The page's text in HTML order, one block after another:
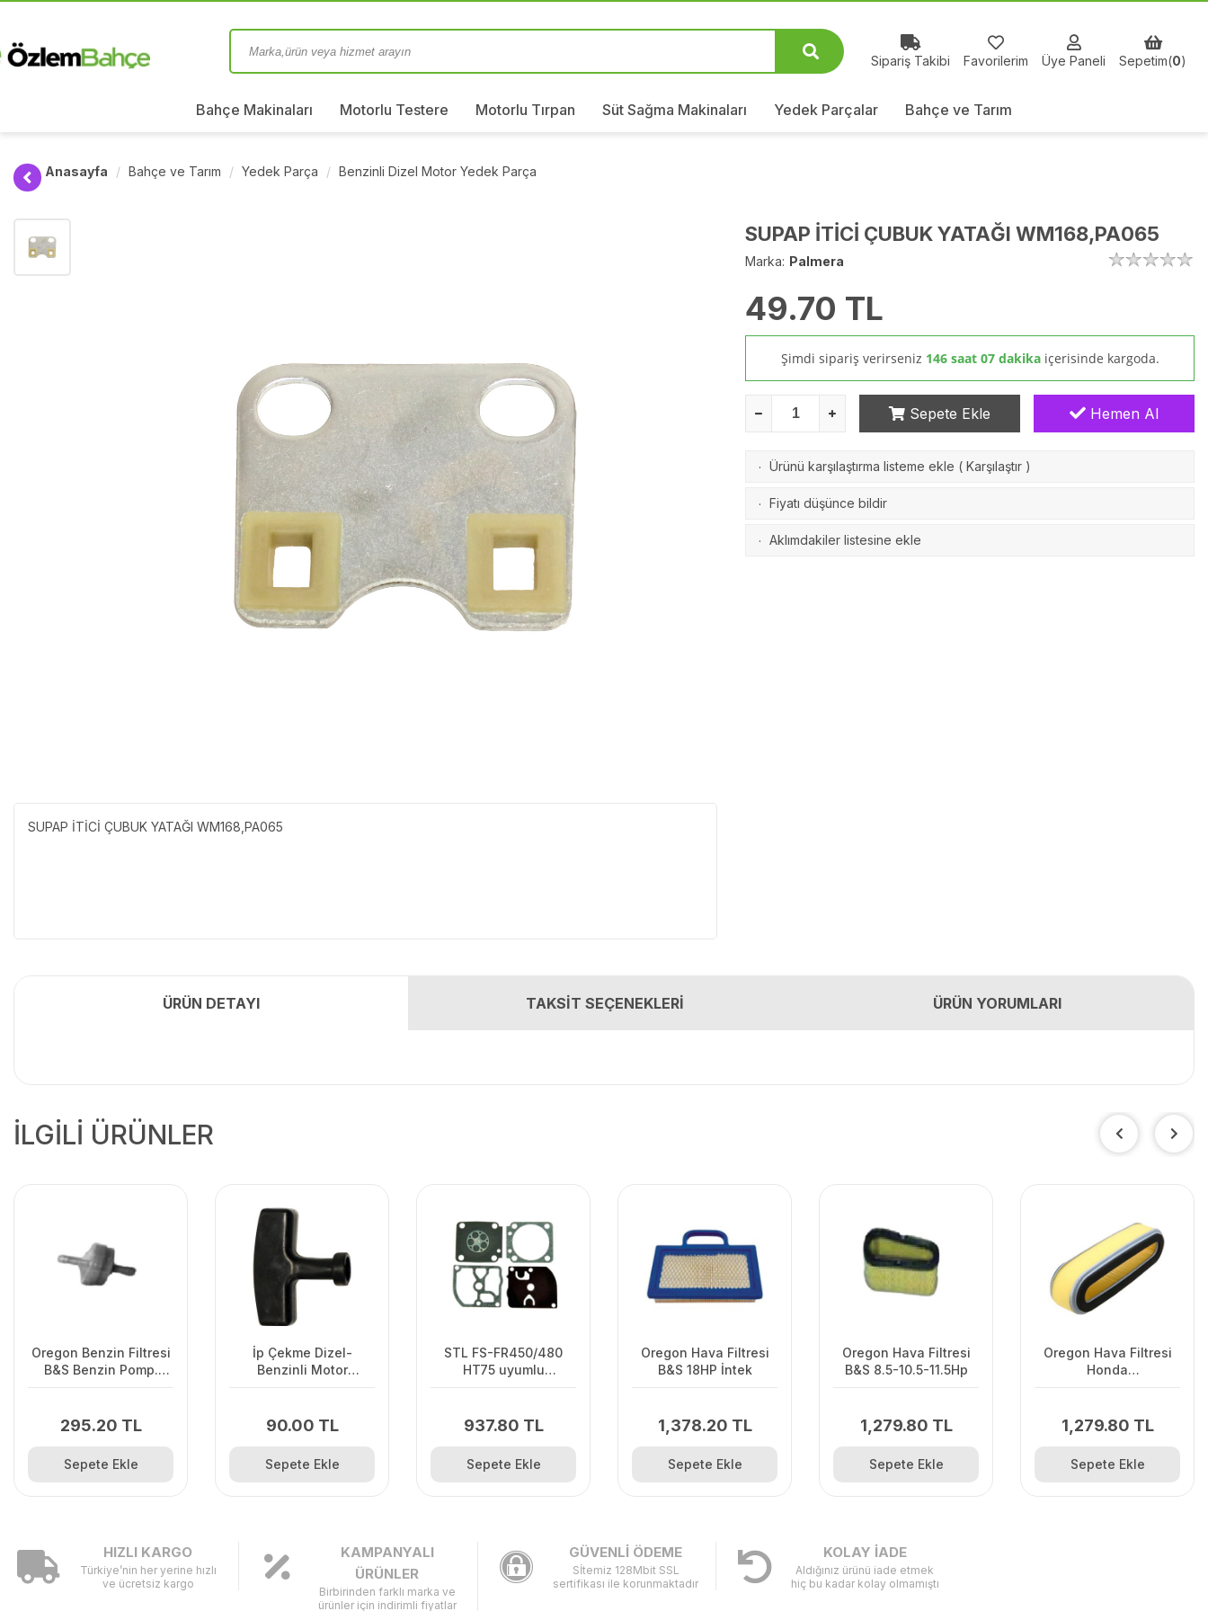
Sipariş Takibi Favorilerim Üye Paneli Sepetim(0)
Bahçe Makinaları Motorlu Testere Motorlu Tırpan Süt Sağma Makinaları Yedek Parçalar Bahçe ve Tarım
Anasayfa Bahçe ve Tarım Yedek Parça Benzinli Dizel Motor Yedek Parça
SUPAP İTİCİ ÇUBUK YATAĞI WM168,PA065
SUPAP İTİCİ ÇUBUK YATAĞI WM168,PA065
Marka: Palmera
49.70 TL
Şimdi sipariş verirseniz 146 saat 07 dakika içerisinde kargoda.
Sepete Ekle Hemen Al
· Ürünü karşılaştırma listeme ekle ( Karşılaştır )
· Fiyatı düşünce bildir
· Aklımdakiler listesine ekle
ÜRÜN DETAYI TAKSİT SEÇENEKLERİ ÜRÜN YORUMLARI
İLGİLİ ÜRÜNLER
Oregon Benzin Filtresi
B&S Benzin Pomp.
295.20 TL
Sepete Ekle
İp Çekme Dizel-
Benzinli Motor
90.00 TL
Sepete Ekle
STL FS-FR450/480
HT75 uyumlu
937.80 TL
Sepete Ekle
Oregon Hava Filtresi
B&S 18HP İntek
1,378.20 TL
Sepete Ekle
Oregon Hava Filtresi
B&S 8.5-10.5-11.5Hp
1,279.80 TL
Sepete Ekle
Oregon Hava Filtresi
Honda
1,279.80 TL
Sepete Ekle
HIZLI KARGO
Türkiye’nin her yerine hızlı
ve ücretsiz kargo
KAMPANYALI
ÜRÜNLER
Birbirinden farklı marka ve
ürünler için indirimli fiyatlar
GÜVENLİ ÖDEME
Sİtemiz 128Mbit SSL
sertifikası ile korunmaktadır
KOLAY İADE
Aldığınız ürünü iade etmek
hiç bu kadar kolay olmamıştı